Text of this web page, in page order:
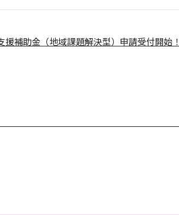
補助金（地域課題解決型）申請受付開始！